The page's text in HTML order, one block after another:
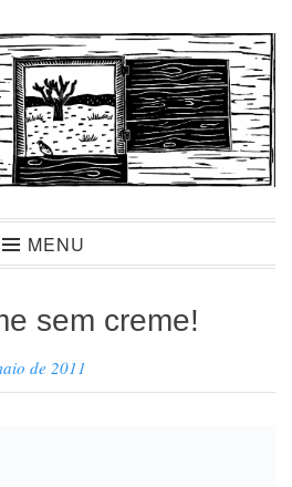
MENU
sem creme!
de 2011